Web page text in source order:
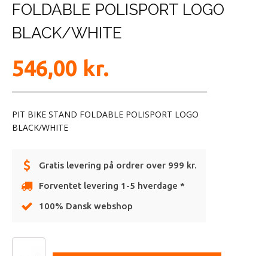
FOLDABLE POLISPORT LOGO
BLACK/WHITE
546,00 kr.
PIT BIKE STAND FOLDABLE POLISPORT LOGO
BLACK/WHITE
Gratis levering på ordrer over 999 kr.
Forventet levering 1-5 hverdage *
100% Dansk webshop